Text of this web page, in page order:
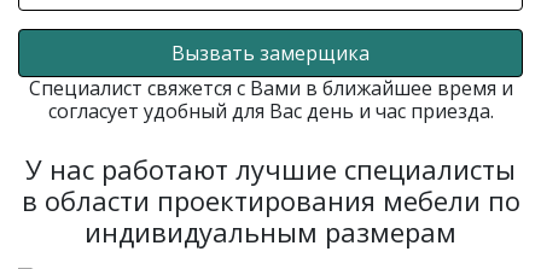
Вызвать замерщика
Специалист свяжется с Вами в ближайшее время и
согласует удобный для Вас день и час приезда.
У нас работают лучшие специалисты
в области проектирования мебели по
индивидуальным размерам